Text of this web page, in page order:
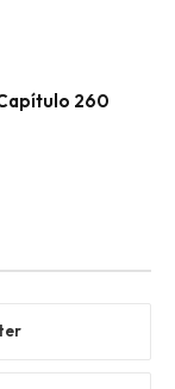
260